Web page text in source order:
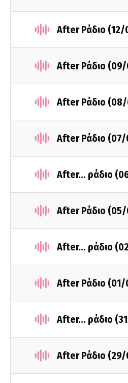
After Ράδιο
After Ράδιο
After Ράδιο
After Ράδιο
After... ράδιο
After Ράδιο
After... ράδιο
After Ράδιο
After... ράδιο
After Ράδιο